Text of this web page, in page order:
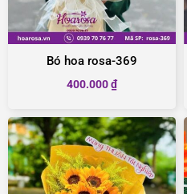
Bó hoa rosa-369
400.000₫